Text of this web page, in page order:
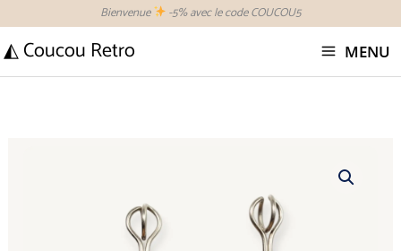
contenu
Bienvenue -5% avec le code COUCOU5
◭ Coucou Retro MENU